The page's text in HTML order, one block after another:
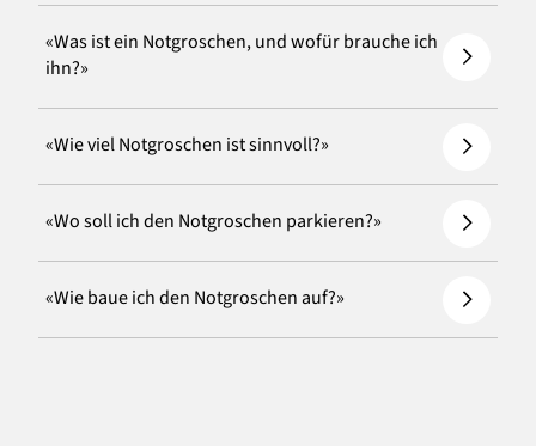
«Was ist ein Notgroschen, und wofür brauche ich
ihn?»
«Wie viel Notgroschen ist sinnvoll?»
«Wo soll ich den Notgroschen parkieren?»
«Wie baue ich den Notgroschen auf?»